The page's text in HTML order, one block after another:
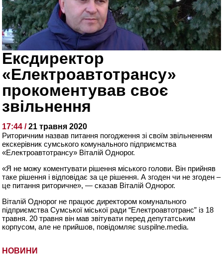
НОВИНИ
Ексдиректор
«Електроавтотрансу»
прокоментував своє
звільнення
17:44 /21 травня 2020
Риторичним назвав питання погодження зі своїм звільненням
екскерівник сумського комунального підприємства
«Електроавтотрансу» Віталій Однорог.
«Я не можу коментувати рішення міського голови. Він прийняв
таке рішення і відповідає за це рішення. А згоден чи не згоден –
це питання риторичне», — сказав Віталій Однорог.
Віталій Однорог не працює директором комунального
підприємства Сумської міської ради “Електроавтотранс” із 18
травня. 20 травня він мав звітувати перед депутатським
корпусом, але не прийшов, повідомляє suspilne.media.